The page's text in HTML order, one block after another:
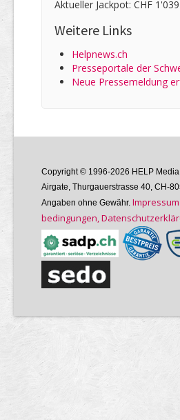
Aktueller Jackpot: CHF
Weitere Links
Helpnews.ch
Presseportale der
Neue Pressemeldung
Copyright © 1996-2026 HELP
Airgate, Thurgauer­strasse 40, CH-
Angaben ohne Gewähr. Im­pres­sum
bedin­gungen,